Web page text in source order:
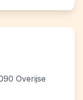
Overijse